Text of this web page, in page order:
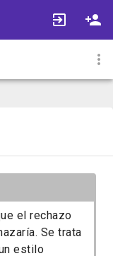
el rechazo
Se trata
estilo